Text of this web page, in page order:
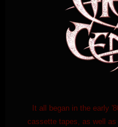
It all began in the early
cassette tapes, as well